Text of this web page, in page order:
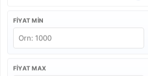
FIYAT MIN
FIYAT MAX
tarzı bu kullanımda önemlidir. Dar
veya açık alan gibi mekan detayları
Açılış, kortej ve kurumsal
düzenli, ritimli ve dikkat çekici bir
açılışı, belediye etkinliği, okul